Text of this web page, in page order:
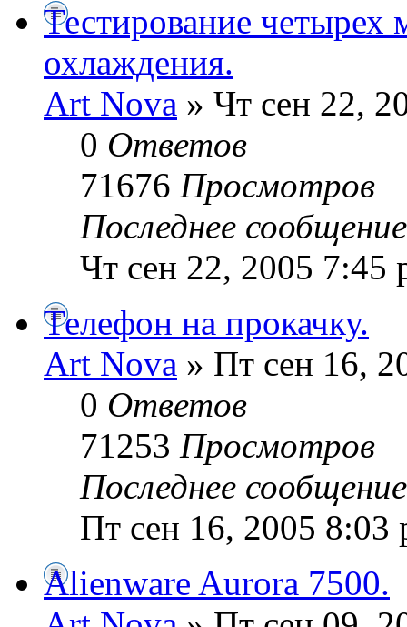
Тестирование четырех
охлаждения.
Art Nova » Чт сен 22,
0 Ответов
71676 Просмотров
Последнее
Чт сен 22, 2005 7:45
Телефон на прокачку.
Art Nova » Пт сен 16,
0 Ответов
71253 Просмотров
Последнее
Пт сен 16, 2005 8:03
Alienware Aurora 7500.